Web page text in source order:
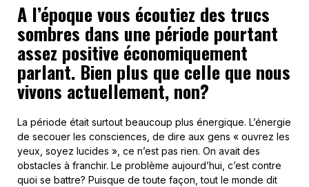
A l’époque vous écoutiez des trucs
sombres dans une période pourtant
assez positive économiquement
parlant. Bien plus que celle que nous
vivons actuellement, non?
La période était surtout beaucoup plus énergique. L’énergie
de secouer les consciences, de dire aux gens « ouvrez les
yeux, soyez lucides », ce n’est pas rien. On avait des
obstacles à franchir. Le problème aujourd’hui, c’est contre
quoi se battre? Puisque de toute façon, tout le monde dit